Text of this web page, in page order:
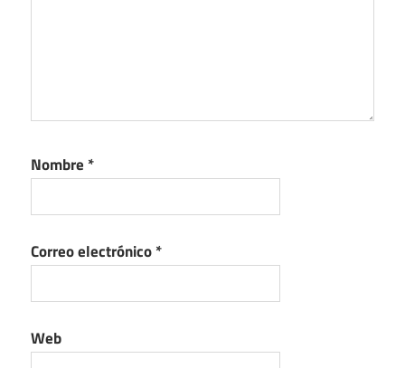
Nombre *
Correo electrónico*
Web